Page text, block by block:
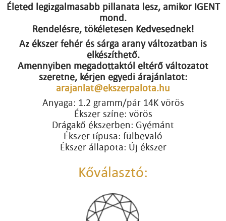
Életed legizgalmasabb pillanata lesz, amikor IGENT
mond.
Rendelésre, tökéletesen Kedvesednek!
Az ékszer fehér és sárga arany változatban is
elkészíthető.
Amennyiben megadottaktól eltérő változatot
szeretne, kérjen egyedi árajánlatot:
arajanlat@ekszerpalota.hu
Anyaga: 1.2 gramm/pár 14K vörös
Ékszer színe: vörös
Drágakő ékszerben: Gyémánt
Ékszer típusa: fülbevaló
Ékszer állapota: Új ékszer
Kőválasztó: